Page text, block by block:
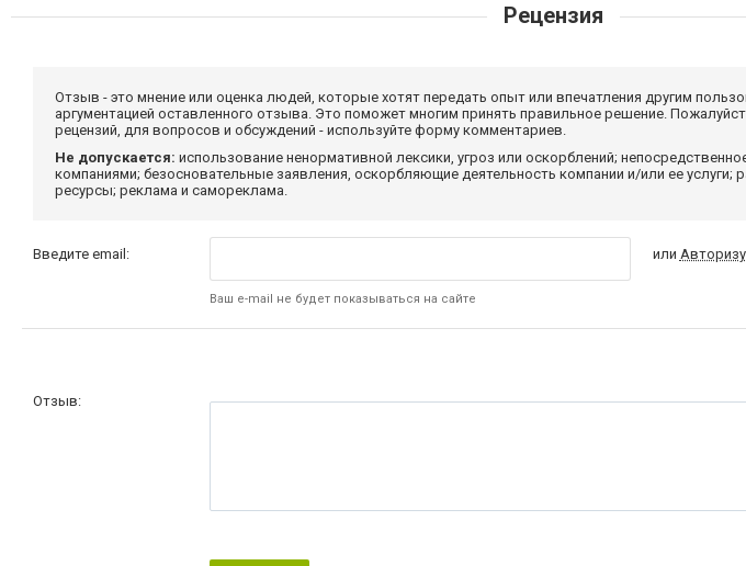
Рецензия
Отзыв - это мнение или оценка людей, которые хотят передать опыт или впечатления другим
аргументацией оставленного отзыва. Это поможет многим принять правильное решение.
рецензий, для вопросов и обсуждений - используйте форму комментариев.
Не допускается: использование ненормативной лексики, угроз или оскорблений;
компаниями; безосновательные заявления, оскорбляющие деятельность компании и/или ее услуги;
ресурсы; реклама и самореклама.
Введите email:
Ваш e-mail не будет показываться на сайте
или
Отзыв: